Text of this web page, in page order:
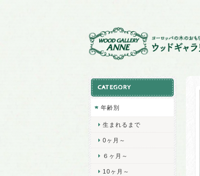
CATEGORY
年齢別
生まれるまで
0ヶ月～
６ヶ月～
10ヶ月～